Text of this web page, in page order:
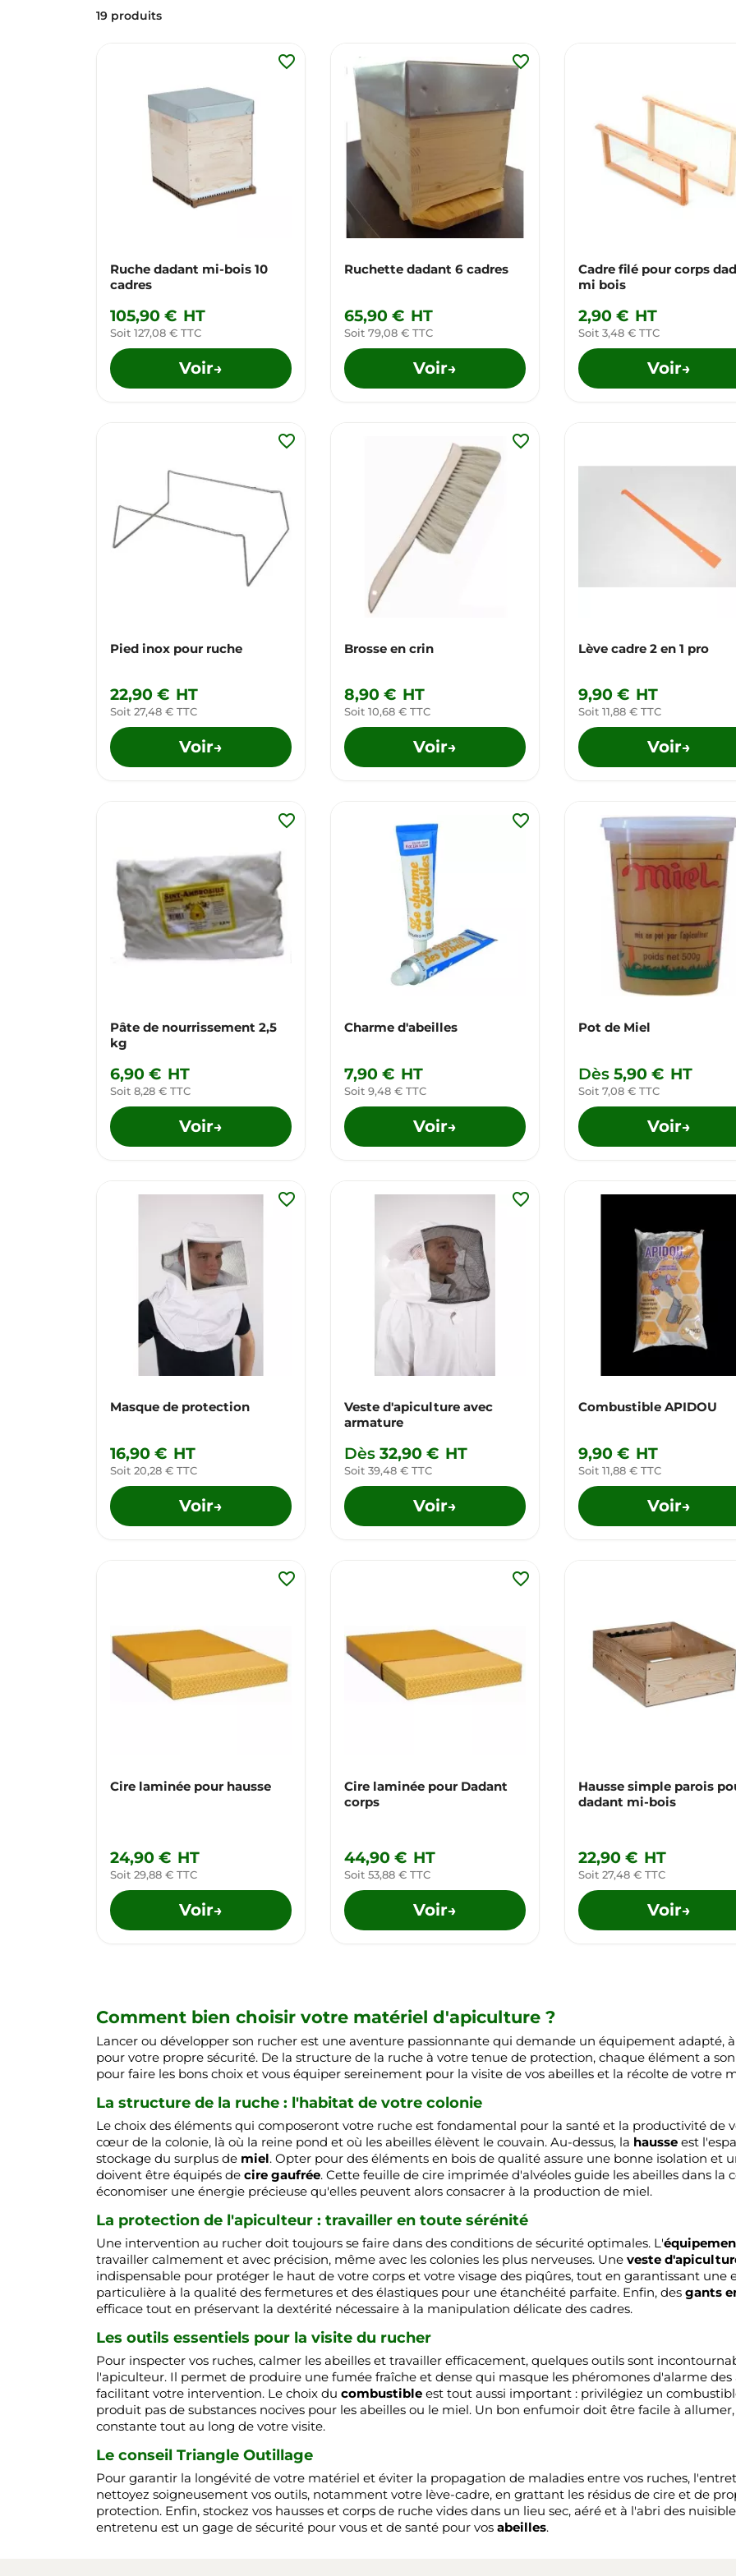
19 produits
Ruche dadant mi-bois 10
cadres
105,90 € HT
Soit 127,08 € TTC
Voir→
favorite_border
Ruchette dadant 6 cadres
65,90 € HT
Soit 79,08 € TTC
Voir→
favorite_border
Cadre filé pour corps
mi bois
2,90 € HT
Soit 3,48 € TTC
Voir→
Pied inox pour ruche
22,90 € HT
Soit 27,48 € TTC
Voir→
favorite_border
Brosse en crin
8,90 € HT
Soit 10,68 € TTC
Voir→
favorite_border
Lève cadre 2 en 1 pro
9,90 € HT
Soit 11,88 € TTC
Voir→
Pâte de nourrissement 2,5
kg
6,90 € HT
Soit 8,28 € TTC
Voir→
favorite_border
Charme d'abeilles
7,90 € HT
Soit 9,48 € TTC
Voir→
favorite_border
Pot de Miel
Dès 5,90 € HT
Soit 7,08 € TTC
Voir→
Masque de protection
16,90 € HT
Soit 20,28 € TTC
Voir→
favorite_border
Veste d'apiculture avec
armature
Dès 32,90 € HT
Soit 39,48 € TTC
Voir→
favorite_border
Combustible APIDOU
9,90 € HT
Soit 11,88 € TTC
Voir→
Cire laminée pour hausse
24,90 € HT
Soit 29,88 € TTC
Voir→
favorite_border
Cire laminée pour Dadant
corps
44,90 € HT
Soit 53,88 € TTC
Voir→
favorite_border
Hausse simple parois
dadant mi-bois
22,90 € HT
Soit 27,48 € TTC
Voir→
Comment bien choisir votre matériel d'apiculture ?
Lancer ou développer son rucher est une aventure passionnante qui demande un équipement adapté,
pour votre propre sécurité. De la structure de la ruche à votre tenue de protection, chaque élément a
pour faire les bons choix et vous équiper sereinement pour la visite de vos abeilles et la récolte de votre
La structure de la ruche : l'habitat de votre colonie
Le choix des éléments qui composeront votre ruche est fondamental pour la santé et la productivité de
cœur de la colonie, là où la reine pond et où les abeilles élèvent le couvain. Au-dessus, la hausse est
stockage du surplus de miel. Opter pour des éléments en bois de qualité assure une bonne isolation et
doivent être équipés de cire gaufrée. Cette feuille de cire imprimée d'alvéoles guide les abeilles dans la
économiser une énergie précieuse qu'elles peuvent alors consacrer à la production de miel.
La protection de l'apiculteur : travailler en toute sérénité
Une intervention au rucher doit toujours se faire dans des conditions de sécurité optimales. L'
travailler calmement et avec précision, même avec les colonies les plus nerveuses. Une veste
indispensable pour protéger le haut de votre corps et votre visage des piqûres, tout en garantissant
particulière à la qualité des fermetures et des élastiques pour une étanchéité parfaite. Enfin, des gants
efficace tout en préservant la dextérité nécessaire à la manipulation délicate des cadres.
Les outils essentiels pour la visite du rucher
Pour inspecter vos ruches, calmer les abeilles et travailler efficacement, quelques outils sont
l'apiculteur. Il permet de produire une fumée fraîche et dense qui masque les phéromones d'alarme
facilitant votre intervention. Le choix du combustible est tout aussi important : privilégiez un
produit pas de substances nocives pour les abeilles ou le miel. Un bon enfumoir doit être facile à
constante tout au long de votre visite.
Le conseil Triangle Outillage
Pour garantir la longévité de votre matériel et éviter la propagation de maladies entre vos ruches,
nettoyez soigneusement vos outils, notamment votre lève-cadre, en grattant les résidus de cire et de
protection. Enfin, stockez vos hausses et corps de ruche vides dans un lieu sec, aéré et à l'abri des
entretenu est un gage de sécurité pour vous et de santé pour vos abeilles.